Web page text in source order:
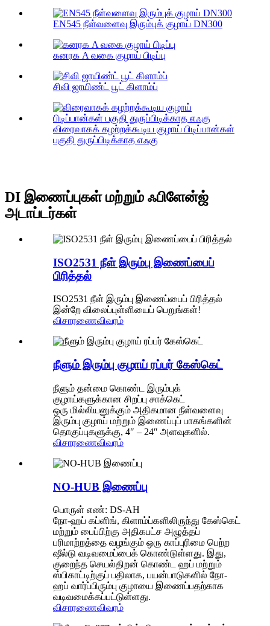
EN545 நீள்வளைவு இரும்புக் குழாய் DN300
கனரக A வகை குழாய் பிடிப்பு
சிவி ஜாயிண்ட் பூட் கிளாம்ப்
விரைவாகக் கழற்றக்கூடிய குழாய் பிடிப்பான்கள்
பகுதி துருப்பிடிக்காத எஃகு
DI இணைப்புகள் மற்றும் ஃபிளேன்ஜ்
அடாப்டர்கள்
ISO2531 நீள் இரும்பு இணைப்பைப்
பிரித்தல்
ISO2531 நீள் இரும்பு இணைப்பைப் பிரித்தல்
இன்றே விலைப்புள்ளியைப் பெறுங்கள்!
விசாரணைவிவரம்
நீளும் இரும்பு குழாய் ரப்பர் கேஸ்கெட்
நீளும் தன்மை கொண்ட இரும்புக்
குழாய்களுக்கான சிறப்பு சாக்கெட்
ஒரு மில்லியனுக்கும் அதிகமான நீள்வளைவு
இரும்பு குழாய் மற்றும் இணைப்புப் பாகங்களின்
தொகுப்புகளுக்கு, 4″ – 24″ அளவுகளில்.
விசாரணைவிவரம்
NO-HUB இணைப்பு
பொருள் எண்: DS-AH
நோ-ஹப் கப்ளிங், கிளாம்ப்களிலிருந்து கேஸ்கெட்
மற்றும் பைப்பிற்கு அதிகபட்ச அழுத்தப்
பரிமாற்றத்தை வழங்கும் ஒரு காப்புரிமை பெற்ற
ஷீல்டு வடிவமைப்பைக் கொண்டுள்ளது. இது,
குறைந்த செயல்திறன் கொண்ட ஹப் மற்றும்
ஸ்பிகாட்டிற்குப் பதிலாக, பயன்பாடுகளில் நோ-
ஹப் வார்ப்பிரும்பு குழாயை இணைப்பதற்காக
வடிவமைக்கப்பட்டுள்ளது.
விசாரணைவிவரம்